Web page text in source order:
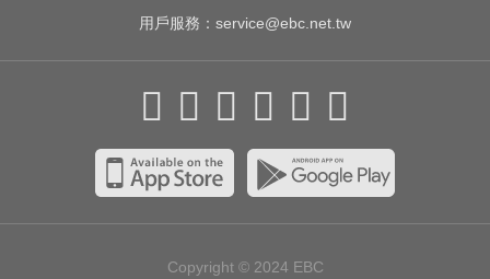
用戶服務： service@ebc.net.tw
Copyright © 2024 EBC